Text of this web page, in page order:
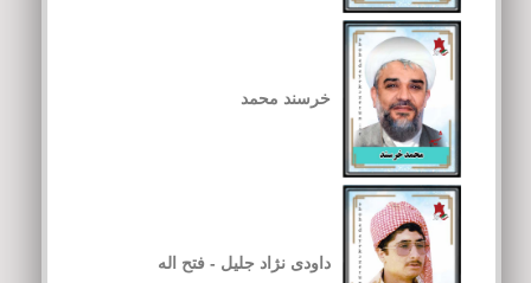
خرسند محمد
داودی نژاد جلیل - فتح اله